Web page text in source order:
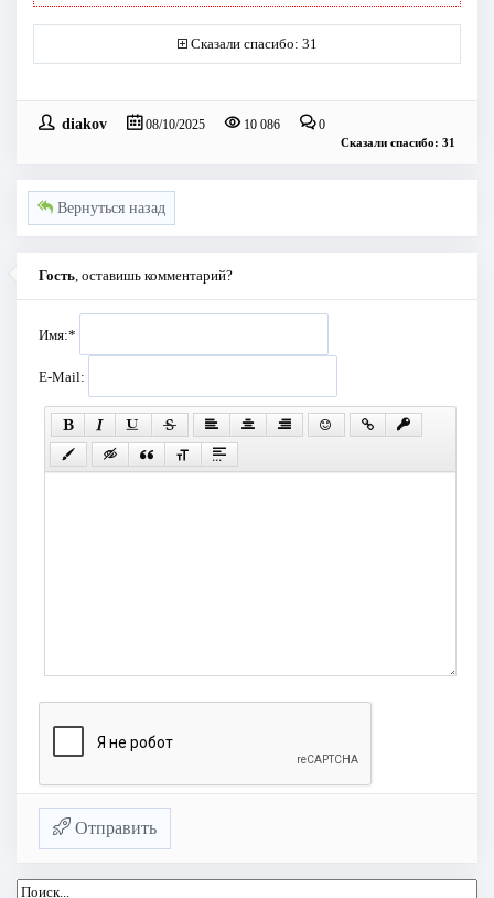
Сказали спасибо: 31
diakov 08/10/2025 10 086 0
Сказали спасибо: 31
Вернуться назад
Гость, оставишь комментарий?
Имя:*
E-Mail:
Отправить